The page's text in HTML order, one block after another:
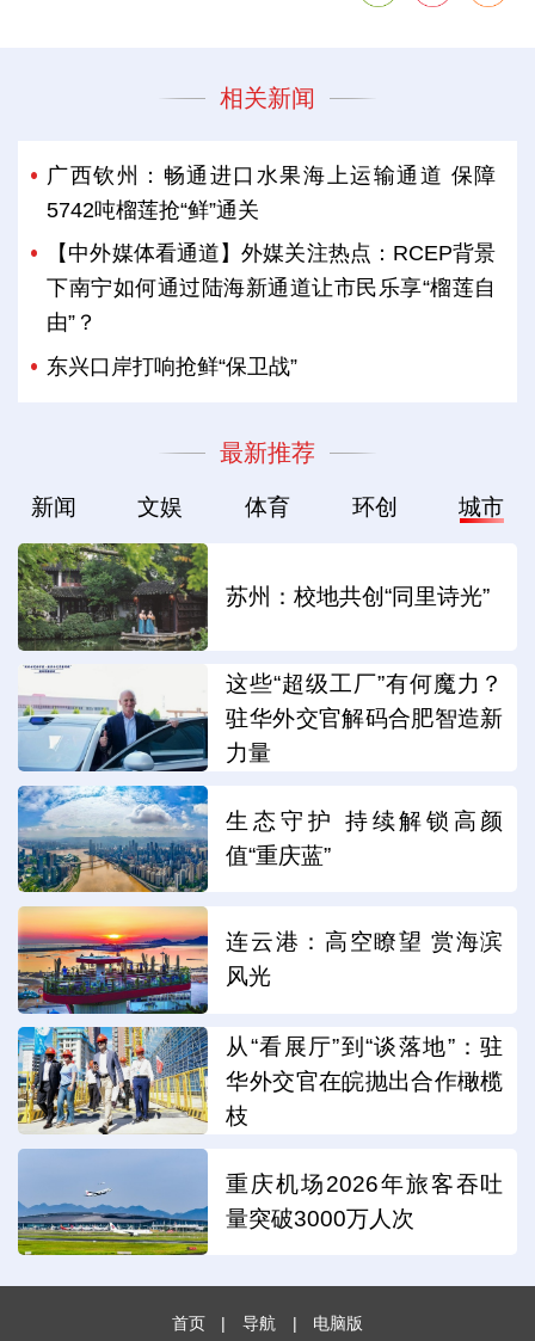
相关新闻
广西钦州：畅通进口水果海上运输通道 保障
5742吨榴莲抢“鲜”通关
【中外媒体看通道】外媒关注热点：RCEP背景
下南宁如何通过陆海新通道让市民乐享“榴莲自
由”？
东兴口岸打响抢鲜“保卫战”
最新推荐
新闻 文娱 体育 环创 城市
苏州：校地共创“同里诗光”
这些“超级工厂”有何魔力？
驻华外交官解码合肥智造新
力量
生态守护 持续解锁高颜
值“重庆蓝”
连云港：高空瞭望 赏海滨
风光
从“看展厅”到“谈落地”：驻
华外交官在皖抛出合作橄榄
枝
重庆机场2026年旅客吞吐
量突破3000万人次
首页 | 导航 | 电脑版